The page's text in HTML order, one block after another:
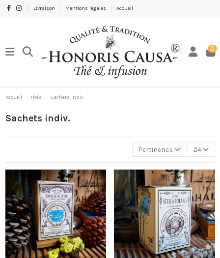
Livraison Mentions légales Accueil
0
Accueil Thés Sachets indiv.
Sachets indiv.
Pertinence 24